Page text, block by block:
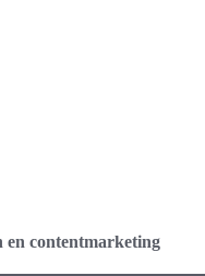
contentmarketing